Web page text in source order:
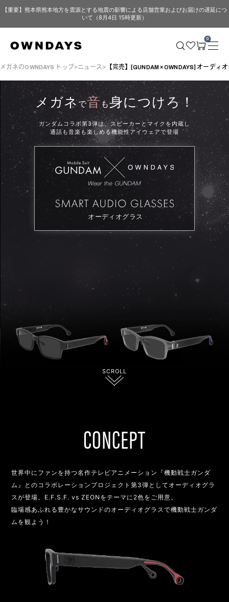
【重要】熊本県熊本地方を震源とする地震の影響による店舗営業およびお届けの遅延につ
いて（8月4日 15時更新）
0
メガネのOWNDAYS トップ ニュース 【完売】[GUNDAM × OWNDAYS] オーディ
メガネで音 も身につけろ！
ガンダムコラボ第3弾は、スピーカーとマイクを内蔵し
通話も音楽も楽しめる機能性アイウェアで登場
SCROLL
CONCEPT
世界中にファンを持つ名作テレビアニメーション『機動戦士ガンダ
ム』とのコラボレーションプロジェクト第3弾としてオーディオグラ
スが登場。E.F.S.F. vs ZEONをテーマに2色をご用意。
臨場感あふれる豊かなサウンドのオーディオグラスで機動戦士ガンダ
ムを観よう！